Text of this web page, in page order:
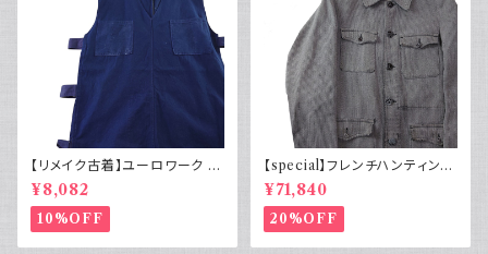
【リメイク古着】ユーロワーク ベ
スト フランス軍GAOモチーフ 管
理番号E217
¥8,082
10%OFF
【special】フレンチハンティング
ジャケット コットンピケ 動物ボ
タン50s
¥71,840
20%OFF